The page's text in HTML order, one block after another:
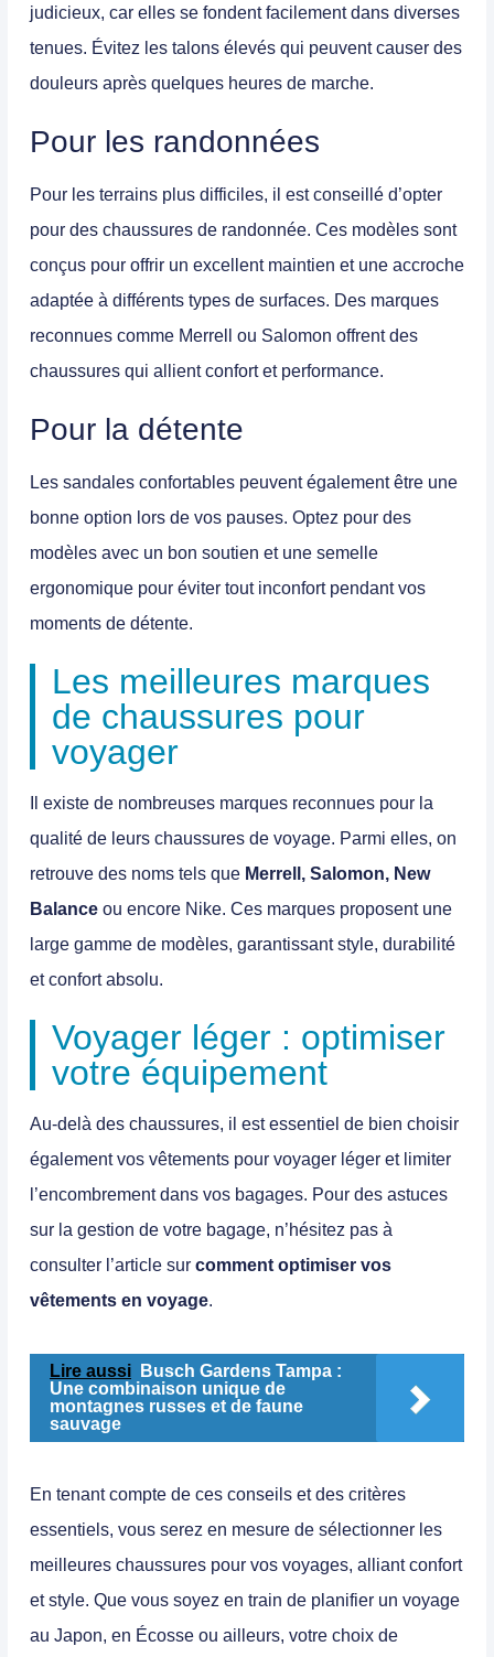
judicieux, car elles se fondent facilement dans diverses
tenues. Évitez les talons élevés qui peuvent causer des
douleurs après quelques heures de marche.
Pour les randonnées
Pour les terrains plus difficiles, il est conseillé d’opter
pour des chaussures de randonnée. Ces modèles sont
conçus pour offrir un excellent maintien et une accroche
adaptée à différents types de surfaces. Des marques
reconnues comme Merrell ou Salomon offrent des
chaussures qui allient confort et performance.
Pour la détente
Les sandales confortables peuvent également être une
bonne option lors de vos pauses. Optez pour des
modèles avec un bon soutien et une semelle
ergonomique pour éviter tout inconfort pendant vos
moments de détente.
Les meilleures marques
de chaussures pour
voyager
Il existe de nombreuses marques reconnues pour la
qualité de leurs chaussures de voyage. Parmi elles, on
retrouve des noms tels que Merrell, Salomon, New
Balance ou encore Nike. Ces marques proposent une
large gamme de modèles, garantissant style, durabilité
et confort absolu.
Voyager léger : optimiser
votre équipement
Au-delà des chaussures, il est essentiel de bien choisir
également vos vêtements pour voyager léger et limiter
l’encombrement dans vos bagages. Pour des astuces
sur la gestion de votre bagage, n’hésitez pas à
consulter l’article sur comment optimiser vos
vêtements en voyage.
Lire aussi
Busch Gardens Tampa :
Une combinaison unique de
montagnes russes et de faune
sauvage
En tenant compte de ces conseils et des critères
essentiels, vous serez en mesure de sélectionner les
meilleures chaussures pour vos voyages, alliant confort
et style. Que vous soyez en train de planifier un voyage
au Japon, en Écosse ou ailleurs, votre choix de